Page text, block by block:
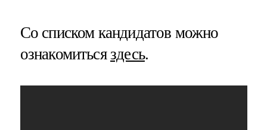
Со списком кандидатов можно
ознакомитьсяздесь.